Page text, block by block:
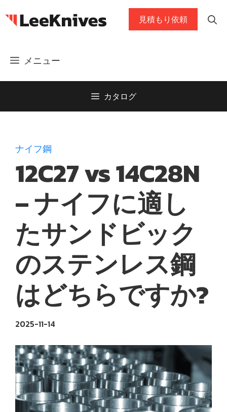
ン
ッ
メニュー
見積もり依頼
カタログ
ナイフ鋼
12C27 vs 14C28N
– ナイフに適し
たサンドビック
のステンレス鋼
はどちらですか?
2025-11-14